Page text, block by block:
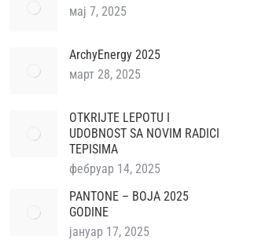
мај 7, 2025
ArchyEnergy 2025
март 28, 2025
OTKRIJTE LEPOTU I
UDOBNOST SA NOVIM RADICI
TEPISIMA
фебруар 14, 2025
PANTONE – BOJA 2025
GODINE
јануар 17, 2025